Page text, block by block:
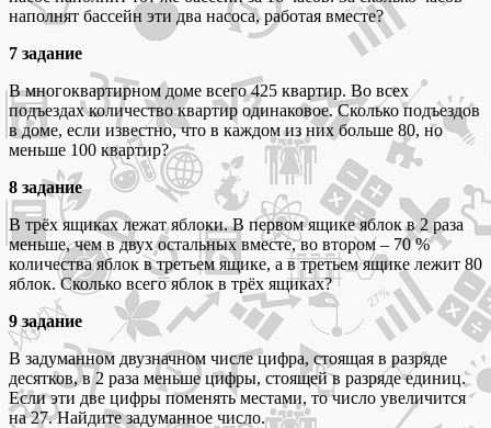
наполнят бассейн эти два насоса, работая вместе?
7 задание
В многоквартирном доме всего 425 квартир. Во всех
подъездах количество квартир одинаковое. Сколько подъездов
в доме, если известно, что в каждом из них больше 80, но
меньше 100 квартир?
8 задание
В трёх ящиках лежат яблоки. В первом ящике яблок в 2 раза
меньше, чем в двух остальных вместе, во втором – 70 %
количества яблок в третьем ящике, а в третьем ящике лежит 80
яблок. Сколько всего яблок в трёх ящиках?
9 задание
В задуманном двузначном числе цифра, стоящая в разряде
десятков, в 2 раза меньше цифры, стоящей в разряде единиц.
Если эти две цифры поменять местами, то число увеличится
на 27. Найдите задуманное число.